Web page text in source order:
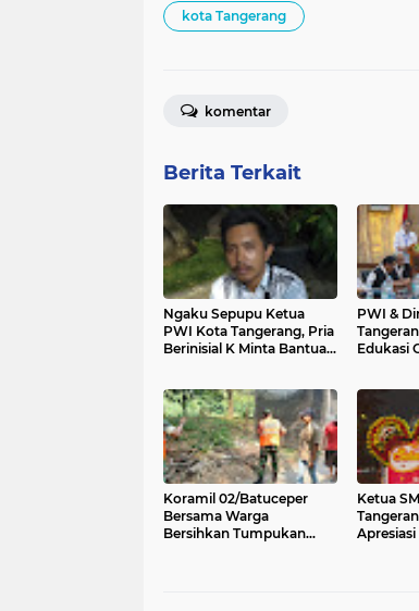
kota Tangerang
komentar
Berita Terkait
Ngaku Sepupu Ketua
PWI Kota Tangerang, Pria
Berinisial K Minta Bantuan
PWI &
Edukasi
Koramil 02/Batuceper
Bersama Warga
Bersihkan Tumpukan
Ketua